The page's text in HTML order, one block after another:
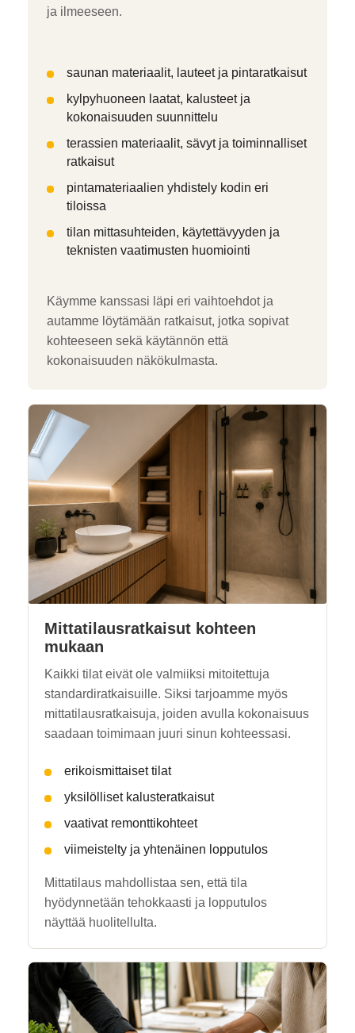
ja ilmeeseen.
saunan materiaalit, lauteet ja pintaratkaisut
kylpyhuoneen laatat, kalusteet ja
kokonaisuuden suunnittelu
terassien materiaalit, sävyt ja toiminnalliset
ratkaisut
pintamateriaalien yhdistely kodin eri
tiloissa
tilan mittasuhteiden, käytettävyyden ja
teknisten vaatimusten huomiointi
Käymme kanssasi läpi eri vaihtoehdot ja
autamme löytämään ratkaisut, jotka sopivat
kohteeseen sekä käytännön että
kokonaisuuden näkökulmasta.
Mittatilausratkaisut kohteen
mukaan
Kaikki tilat eivät ole valmiiksi mitoitettuja
standardiratkaisuille. Siksi tarjoamme myös
mittatilausratkaisuja, joiden avulla kokonaisuus
saadaan toimimaan juuri sinun kohteessasi.
erikoismittaiset tilat
yksilölliset kalusteratkaisut
vaativat remonttikohteet
viimeistelty ja yhtenäinen lopputulos
Mittatilaus mahdollistaa sen, että tila
hyödynnetään tehokkaasti ja lopputulos
näyttää huolitellulta.